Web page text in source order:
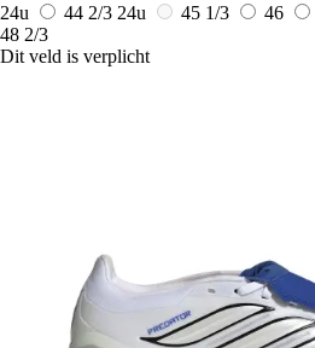
24u
44 2/3 24u 45 1/3 46
48 2/3
Dit veld is verplicht